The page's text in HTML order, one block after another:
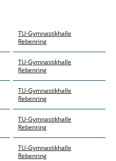
& Studium
TU-Gymnastikhalle
Rebenring
TU-Gymnastikhalle
Rebenring
TU-Gymnastikhalle
Rebenring
TU-Gymnastikhalle
Rebenring
TU-Gymnastikhalle
Rebenring